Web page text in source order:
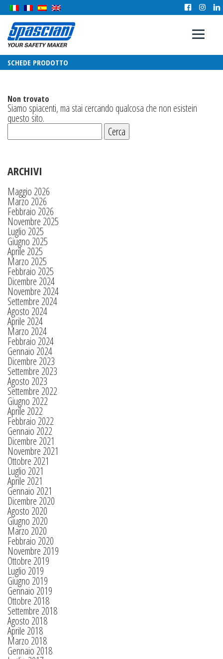
SCHEDE PRODOTTO
Non trovato
Siamo spiacenti, ma stai cercando qualcosa che non esistein
questo sito.
ARCHIVI
Maggio 2026
Marzo 2026
Febbraio 2026
Novembre 2025
Luglio 2025
Giugno 2025
Aprile 2025
Marzo 2025
Febbraio 2025
Dicembre 2024
Novembre 2024
Settembre 2024
Agosto 2024
Aprile 2024
Marzo 2024
Febbraio 2024
Gennaio 2024
Dicembre 2023
Settembre 2023
Agosto 2023
Settembre 2022
Giugno 2022
Aprile 2022
Febbraio 2022
Gennaio 2022
Dicembre 2021
Novembre 2021
Ottobre 2021
Luglio 2021
Aprile 2021
Gennaio 2021
Dicembre 2020
Agosto 2020
Giugno 2020
Marzo 2020
Febbraio 2020
Novembre 2019
Ottobre 2019
Luglio 2019
Giugno 2019
Gennaio 2019
Ottobre 2018
Settembre 2018
Agosto 2018
Aprile 2018
Marzo 2018
Gennaio 2018